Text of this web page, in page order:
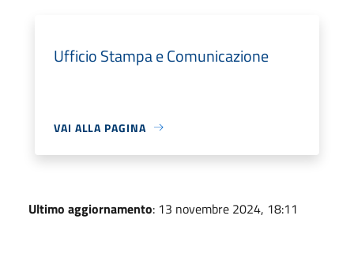
Ufficio Stampa e Comunicazione
VAI ALLA PAGINA
Ultimo aggiornamento: 13 novembre 2024, 18:11